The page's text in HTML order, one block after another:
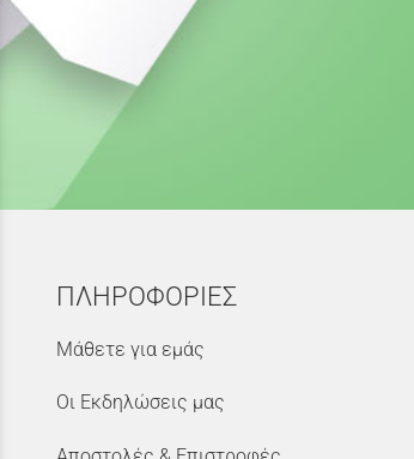
ΠΛΗΡΟΦΟΡΙΕΣ
Μάθετε για εμάς
Οι Εκδηλώσεις μας